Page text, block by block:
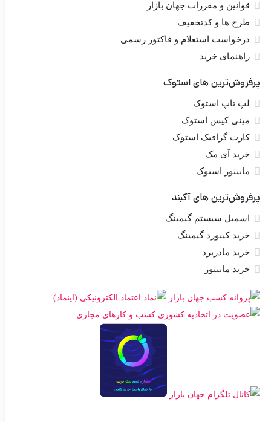
قوانین و مقررات جهان بازار
طرح ها و کدتخفیف
درخواست استعلام و فاکتور رسمی
راهنمای خرید
پرفروش‌ترین های استوک
لپ تاپ استوک
مینی کیس استوک
کارت گرافیک استوک
خرید آی مک
مانیتور استوک
پرفروش‌ترین های آکبند
اسمبل سیستم گیمینگ
خرید کیبورد گیمینگ
خرید مادربرد
خرید مانیتور